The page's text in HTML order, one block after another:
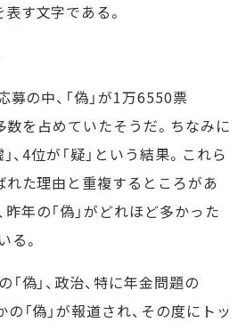
す文字である。
の中、「偽」が1万6550票
数を占めていたそうだ。ちなみに
」、4位が「疑」という結果。これら
れた理由と重複するところがあ
年の「偽」がどれほど多かった
る。
「偽」、政治、特に年金問題の
の「偽」が報道され、その度にトッ